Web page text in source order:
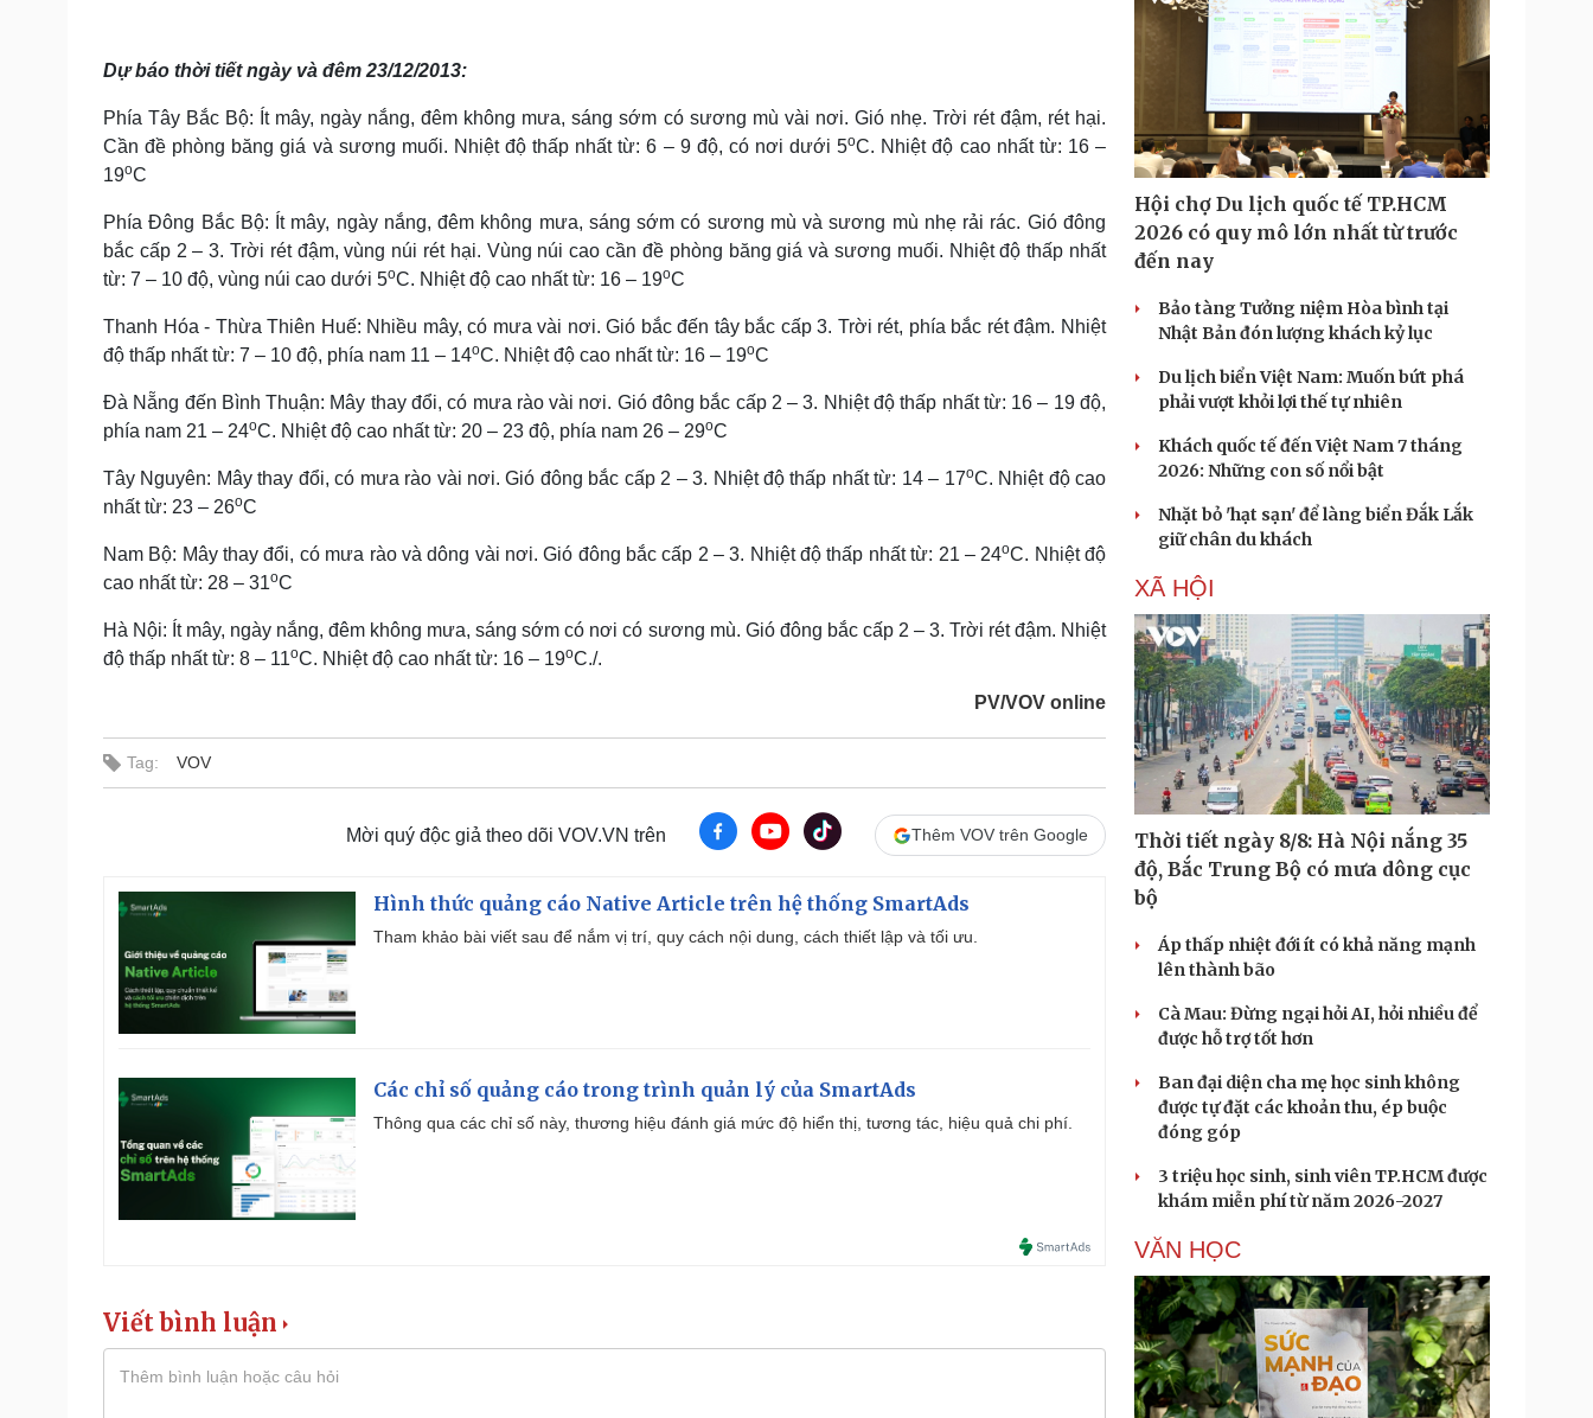
Dự báo thời tiết ngày và đêm 23/12/2013:
Phía Tây Bắc Bộ: Ít mây, ngày nắng, đêm không mưa, sáng sớm có sương mù vài nơi. Gió nhẹ. Trời rét đậm, rét hại.
Cần đề phòng băng giá và sương muối. Nhiệt độ thấp nhất từ: 6 – 9 độ, có nơi dưới 5oC. Nhiệt độ cao nhất từ: 16 –
19oC
Phía Đông Bắc Bộ: Ít mây, ngày nắng, đêm không mưa, sáng sớm có sương mù và sương mù nhẹ rải rác. Gió đông
bắc cấp 2 – 3. Trời rét đậm, vùng núi rét hại. Vùng núi cao cần đề phòng băng giá và sương muối. Nhiệt độ thấp nhất
từ: 7 – 10 độ, vùng núi cao dưới 5oC. Nhiệt độ cao nhất từ: 16 – 19oC
Thanh Hóa - Thừa Thiên Huế: Nhiều mây, có mưa vài nơi. Gió bắc đến tây bắc cấp 3. Trời rét, phía bắc rét đậm. Nhiệt
độ thấp nhất từ: 7 – 10 độ, phía nam 11 – 14oC. Nhiệt độ cao nhất từ: 16 – 19oC
Đà Nẵng đến Bình Thuận: Mây thay đổi, có mưa rào vài nơi. Gió đông bắc cấp 2 – 3. Nhiệt độ thấp nhất từ: 16 – 19 độ,
phía nam 21 – 24oC. Nhiệt độ cao nhất từ: 20 – 23 độ, phía nam 26 – 29oC
Tây Nguyên: Mây thay đổi, có mưa rào vài nơi. Gió đông bắc cấp 2 – 3. Nhiệt độ thấp nhất từ: 14 – 17oC. Nhiệt độ cao
nhất từ: 23 – 26oC
Nam Bộ: Mây thay đổi, có mưa rào và dông vài nơi. Gió đông bắc cấp 2 – 3. Nhiệt độ thấp nhất từ: 21 – 24oC. Nhiệt độ
cao nhất từ: 28 – 31oC
Hà Nội: Ít mây, ngày nắng, đêm không mưa, sáng sớm có nơi có sương mù. Gió đông bắc cấp 2 – 3. Trời rét đậm. Nhiệt
độ thấp nhất từ: 8 – 11oC. Nhiệt độ cao nhất từ: 16 – 19oC./.
PV/VOV online
Tag: VOV
Mời quý độc giả theo dõi VOV.VN trên Thêm VOV trên Google
Hình thức quảng cáo Native Article trên hệ thống SmartAds
Tham khảo bài viết sau để nắm vị trí, quy cách nội dung, cách thiết lập và tối ưu.
Các chỉ số quảng cáo trong trình quản lý của SmartAds
Thông qua các chỉ số này, thương hiệu đánh giá mức độ hiển thị, tương tác, hiệu quả chi phí.
Viết bình luận
Hội chợ Du lịch quốc tế TP.HCM
2026 có quy mô lớn nhất từ trước
đến nay
Bảo tàng Tưởng niệm Hòa bình tại
Nhật Bản đón lượng khách kỷ lục
Du lịch biển Việt Nam: Muốn bứt phá
phải vượt khỏi lợi thế tự nhiên
Khách quốc tế đến Việt Nam 7 tháng
2026: Những con số nổi bật
Nhặt bỏ 'hạt sạn' để làng biển Đắk Lắk
giữ chân du khách
XÃ HỘI
Thời tiết ngày 8/8: Hà Nội nắng 35
độ, Bắc Trung Bộ có mưa dông cục
bộ
Áp thấp nhiệt đới ít có khả năng mạnh
lên thành bão
Cà Mau: Đừng ngại hỏi AI, hỏi nhiều để
được hỗ trợ tốt hơn
Ban đại diện cha mẹ học sinh không
được tự đặt các khoản thu, ép buộc
đóng góp
3 triệu học sinh, sinh viên TP.HCM được
khám miễn phí từ năm 2026-2027
VĂN HỌC